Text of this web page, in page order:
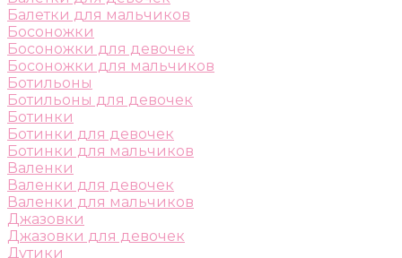
Балетки для мальчиков
Босоножки
Босоножки для девочек
Босоножки для мальчиков
Ботильоны
Ботильоны для девочек
Ботинки
Ботинки для девочек
Ботинки для мальчиков
Валенки
Валенки для девочек
Валенки для мальчиков
Джазовки
Джазовки для девочек
Дутики